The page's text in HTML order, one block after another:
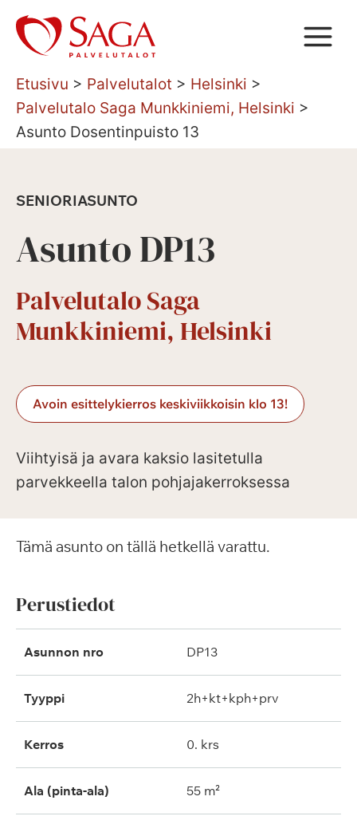
Siirry
sisältöön
Etusivu > Palvelutalot > Helsinki >
Palvelutalo Saga Munkkiniemi, Helsinki >
Asunto Dosentinpuisto 13
SENIORIASUNTO
Asunto DP13
Palvelutalo Saga
Munkkiniemi, Helsinki
Avoin esittelykierros keskiviikkoisin klo 13!
Viihtyisä ja avara kaksio lasitetulla
parvekkeella talon pohjajakerroksessa
Tämä asunto on tällä hetkellä varattu.
Perustiedot
Asunnon nro DP13
Tyyppi 2h+kt+kph+prv
Kerros 0. krs
Ala (pinta-ala) 55 m²